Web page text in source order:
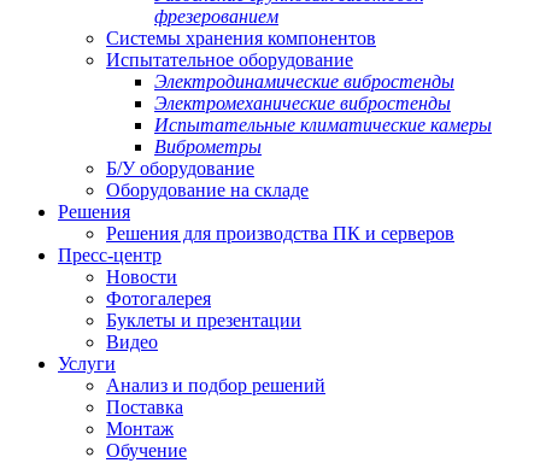
фрезерованием
Системы хранения компонентов
Испытательное оборудование
Электродинамические вибростенды
Электромеханические вибростенды
Испытательные климатические камеры
Виброметры
Б/У оборудование
Оборудование на складе
Решения
Решения для производства ПК и серверов
Пресс-центр
Новости
Фотогалерея
Буклеты и презентации
Видео
Услуги
Анализ и подбор решений
Поставка
Монтаж
Обучение